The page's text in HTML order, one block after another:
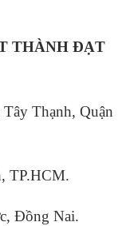
THÀNH ĐẠT
Thạnh, Quận
TP.HCM.
Đồng Nai.